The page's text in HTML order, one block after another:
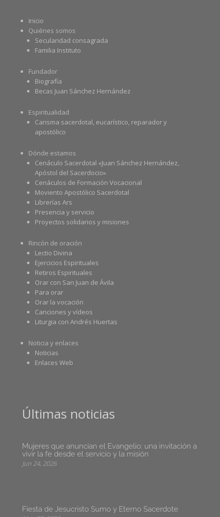
Inicio
Quiénes somos
Secularidad consagrada
Familia Instituto
Fundador
Biografía
Becas Juan Sánchez Hernández
Espiritualidad
Carisma sacerdotal, eucarístico, reparador y
apostólico
Dónde estamos
Cenáculo Sacerdotal «Juan Sánchez Hernández,
Apóstol del Sacerdocio»
Cenáculos de Formación Vocacional
Moviento Apostólico Sacerdotal
Librerías Ars
Presencia y servicio
Proyectos solidarios y misiones
Rincón de oración
Lectio Divina
Ejercicios Espirituales
Retiros Espirituales
Orar con San Juan de Ávila
Para orar
Orar la vocación
Canciones y vídeos
Liturgia con Andrés Huertas
Noticia y enlaces
Noticias
Enlaces Web
Últimas noticias
Mujeres que anuncian el Evangelio: una invitación a
vivir la fe desde el servicio y la misión
Jun 24, 2026
Fiesta de Jesucristo Sumo y Eterno Sacerdote